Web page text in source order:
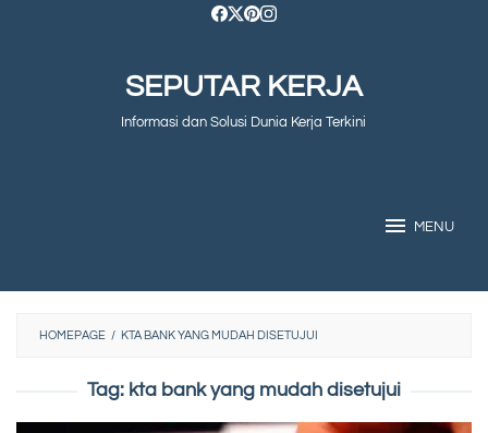
SEPUTAR KERJA
Informasi dan Solusi Dunia Kerja Terkini
MENU
HOMEPAGE / KTA BANK YANG MUDAH DISETUJUI
Tag: kta bank yang mudah disetujui